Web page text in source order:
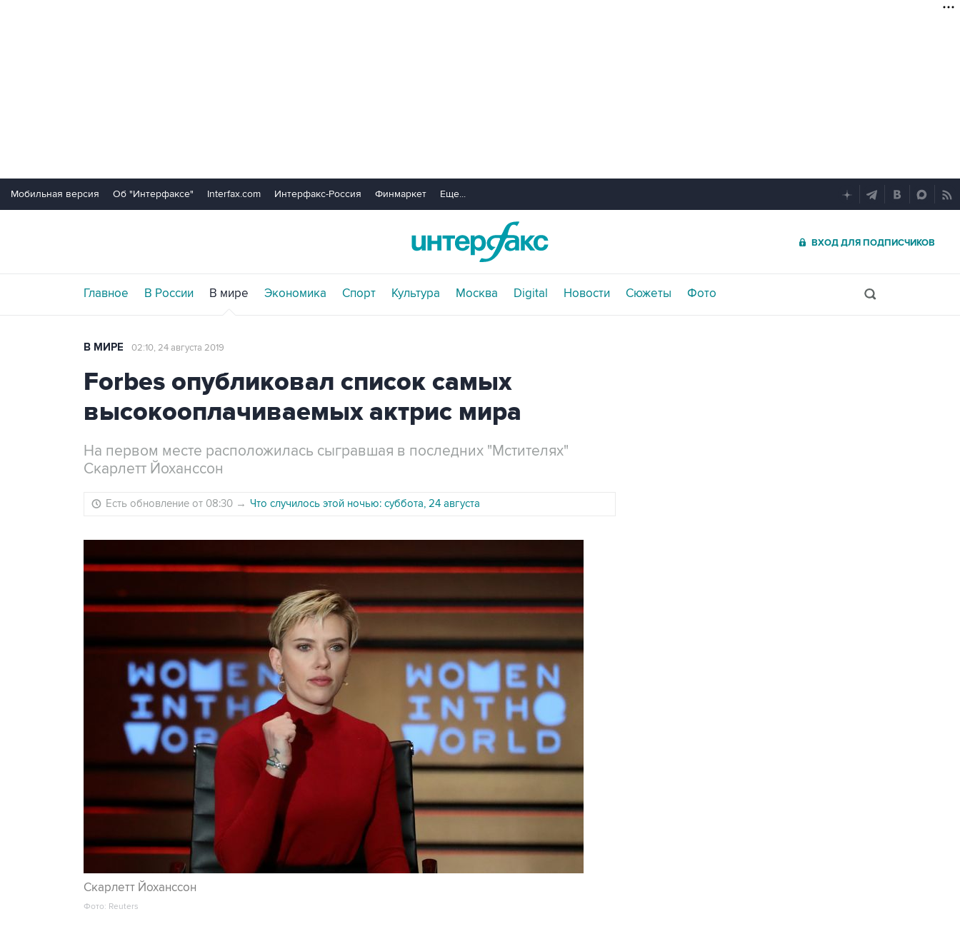
Мобильная версия Об "Интерфаксе" Interfax.com Интерфакс-Россия Финмаркет Еще...
ВХОД ДЛЯ ПОДПИСЧИКОВ
Главное В России В мире Экономика Спорт Культура Москва Digital Новости Сюжеты Фото
В МИРЕ 02:10, 24 августа 2019
Forbes опубликовал список самых
высокооплачиваемых актрис мира
На первом месте расположилась сыгравшая в последних "Мстителях"
Скарлетт Йоханссон
Есть обновление от 08:30 → Что случилось этой ночью: суббота, 24 августа
Скарлетт Йоханссон
Фото: Reuters